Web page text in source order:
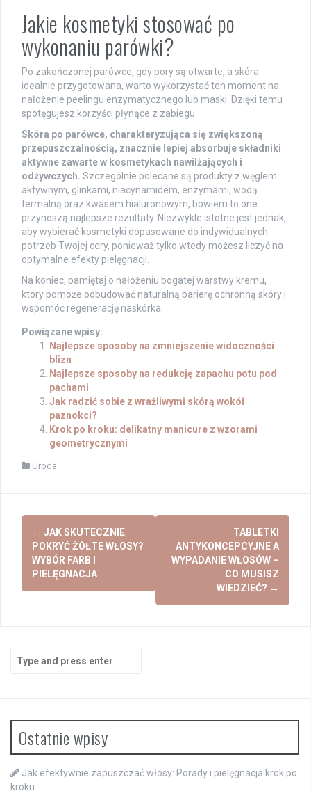
Jakie kosmetyki stosować po
wykonaniu parówki?
Po zakończonej parówce, gdy pory są otwarte, a skóra
idealnie przygotowana, warto wykorzystać ten moment na
nałożenie peelingu enzymatycznego lub maski. Dzięki temu
spotęgujesz korzyści płynące z zabiegu.
Skóra po parówce, charakteryzująca się zwiększoną
przepuszczalnością, znacznie lepiej absorbuje składniki
aktywne zawarte w kosmetykach nawilżających i
odżywczych. Szczególnie polecane są produkty z węglem
aktywnym, glinkami, niacynamidem, enzymami, wodą
termalną oraz kwasem hialuronowym, bowiem to one
przynoszą najlepsze rezultaty. Niezwykle istotne jest jednak,
aby wybierać kosmetyki dopasowane do indywidualnych
potrzeb Twojej cery, ponieważ tylko wtedy możesz liczyć na
optymalne efekty pielęgnacji.
Na koniec, pamiętaj o nałożeniu bogatej warstwy kremu,
który pomoże odbudować naturalną barierę ochronną skóry i
wspomóc regenerację naskórka.
Powiązane wpisy:
Najlepsze sposoby na zmniejszenie widoczności
blizn
Najlepsze sposoby na redukcję zapachu potu pod
pachami
Jak radzić sobie z wrażliwymi skórą wokół
paznokci?
Krok po kroku: delikatny manicure z wzorami
geometrycznymi
Uroda
Post
navigation
← JAK SKUTECZNIE
POKRYĆ ŻÓŁTE WŁOSY?
WYBÓR FARB I
PIELĘGNACJA
TABLETKI
ANTYKONCEPCYJNE A
WYPADANIE WŁOSÓW –
CO MUSISZ
WIEDZIEĆ? →
for:
Ostatnie wpisy
Jak efektywnie zapuszczać włosy: Porady i pielęgnacja krok po
kroku